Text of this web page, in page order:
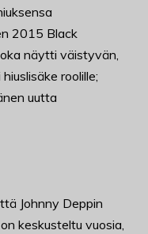
2015 Black
näytti väistyvän,
roolille;
uutta
Johnny Deppin
keskusteltu vuosia,